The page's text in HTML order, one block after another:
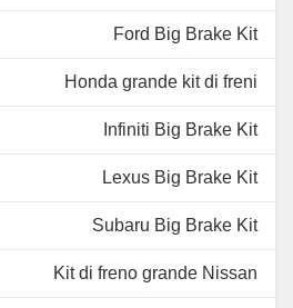
Ford Big Brake Kit
Honda grande kit di freni
Infiniti Big Brake Kit
Lexus Big Brake Kit
Subaru Big Brake Kit
Kit di freno grande Nissan